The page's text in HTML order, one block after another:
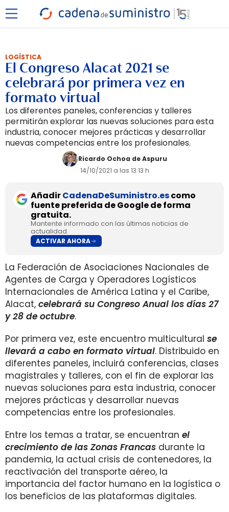
LOGÍSTICA
El Congreso Alacat 2021 se
celebrará por primera vez en
formato virtual
Los diferentes paneles, conferencias y talleres
permitirán explorar las nuevas soluciones para esta
industria, conocer mejores prácticas y desarrollar
nuevas competencias entre los profesionales.
Ricardo Ochoa de Aspuru
14/10/2021 a las 13:13 h
AñadirCadenaDeSuministro.escomo
fuente preferida de Google de forma
gratuita.
Mantente informado con las últimas noticias de
actualidad.
ACTIVAR AHORA
La Federación de Asociaciones Nacionales de
Agentes de Carga y Operadores Logísticos
Internacionales de América Latina y el Caribe,
Alacat, celebrará su Congreso Anual los días 27
y 28 de octubre.
Por primera vez, este encuentro multicultural se
llevará a cabo en formato virtual. Distribuido en
diferentes paneles, incluirá conferencias, clases
magistrales y talleres, con el fin de explorar las
nuevas soluciones para esta industria, conocer
mejores prácticas y desarrollar nuevas
competencias entre los profesionales.
Entre los temas a tratar, se encuentran el
crecimiento de las Zonas Francas durante la
pandemia, la actual crisis de contenedores, la
reactivación del transporte aéreo, la
importancia del factor humano en la logística o
los beneficios de las plataformas digitales.